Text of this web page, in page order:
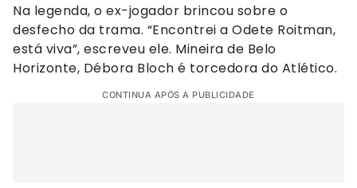
Na legenda, o ex-jogador brincou sobre o
desfecho da trama. “Encontrei a Odete Roitman,
está viva”, escreveu ele. Mineira de Belo
Horizonte, Débora Bloch é torcedora do Atlético.
CONTINUA APÓS A PUBLICIDADE